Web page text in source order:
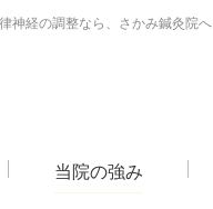
神経の調整なら、さかみ鍼灸院へ
当院の強み